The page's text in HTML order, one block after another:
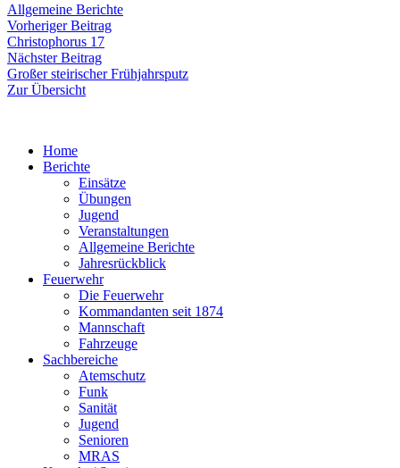
Allgemeine Berichte
Beitragsnavigation
Vorheriger BeitragVorheriger
Christophorus 17
Nächster BeitragNächster
Beitrag:
Großer steirischer Frühjahrsputz
Zur Übersicht
Home
Berichte
Einsätze
Übungen
Jugend
Veranstaltungen
Allgemeine Berichte
Jahresrückblick
Feuerwehr
Die Feuerwehr
Kommandanten seit 1874
Mannschaft
Fahrzeuge
Sachbereiche
Atemschutz
Funk
Sanität
Jugend
Senioren
MRAS